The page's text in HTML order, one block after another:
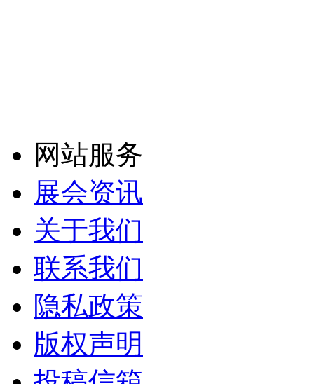
网站服务
展会资讯
关于我们
联系我们
隐私政策
版权声明